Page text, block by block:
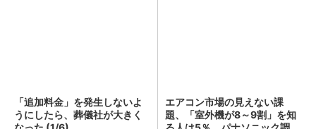
「追加料金」を発生しないよ
うにしたら、葬儀社が大きく
エアコン市場の見えない課
題、「室外機が8～9割」を知